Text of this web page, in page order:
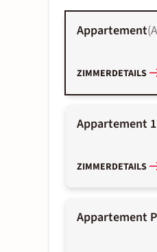
Appartement(A
ZIMMERDETAILS
Appartement
ZIMMERDETAILS
Appartement